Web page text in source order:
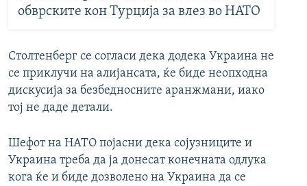
обврските кон Турција за влез во НАТО
Столтенберг се согласи дека додека Украина не
се приклучи на алијансата, ќе биде неопходна
дискусија за безбедносните аранжмани, иако
тој не даде детали.
Шефот на НАТО појасни дека сојузниците и
Украина треба да ја донесат конечната одлука
кога ќе и биде дозволено на Украина да се